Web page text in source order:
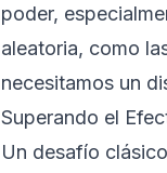
poder,
aleatoria, como
necesitamos un
Superando el
Un desafío